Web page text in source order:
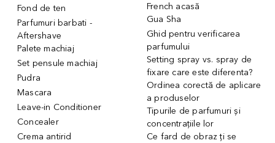
Fond de ten
Parfumuri barbati -
Aftershave
Palete machiaj
Set pensule machiaj
Pudra
Mascara
Leave-in Conditioner
Concealer
Crema antirid
French acasă
Gua Sha
Ghid pentru verificarea
parfumului
Setting spray vs. spray de
fixare care este diferenta?
Ordinea corectă de aplicare
a produselor
Tipurile de parfumuri și
concentrațiile lor
Ce fard de obraz ți se